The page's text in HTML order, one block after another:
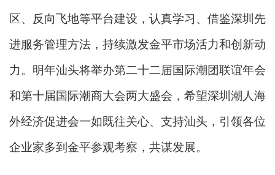
区、反向飞地等平台建设，认真学习、借鉴深圳先
进服务管理方法，持续激发金平市场活力和创新动
力。明年汕头将举办第二十二届国际潮团联谊年会
和第十届国际潮商大会两大盛会，希望深圳潮人海
外经济促进会一如既往关心、支持汕头，引领各位
企业家多到金平参观考察，共谋发展。